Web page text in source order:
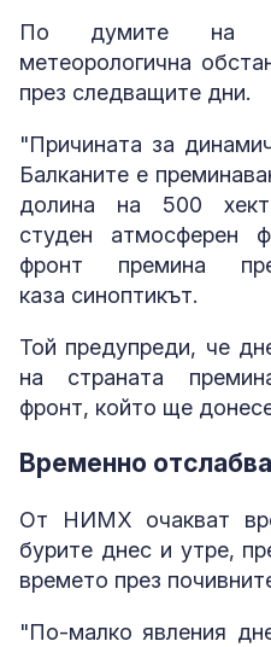
По думите на
метеорологична
през следващите дни.
"Причината за
Балканите е
долина на 500
студен атмосферен
фронт премина
каза синоптикът.
Той предупреди, че
на страната
фронт, който ще
Временно
От НИМХ очакват
бурите днес и утре,
времето през
"По-малко явления